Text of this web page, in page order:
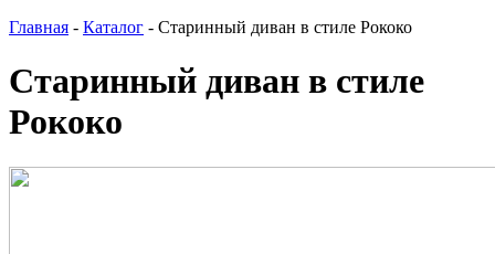
Главная - Каталог - Старинный диван в стиле Рококо
Старинный диван в стиле
Рококо